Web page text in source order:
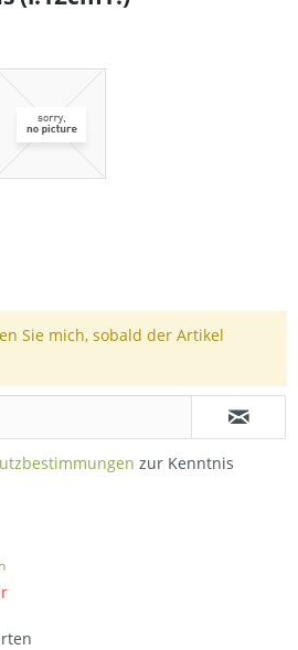
Sie mich, sobald der Artikel
zur Kenntnis